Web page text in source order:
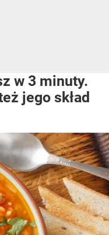
w 3 minuty.
jego skład